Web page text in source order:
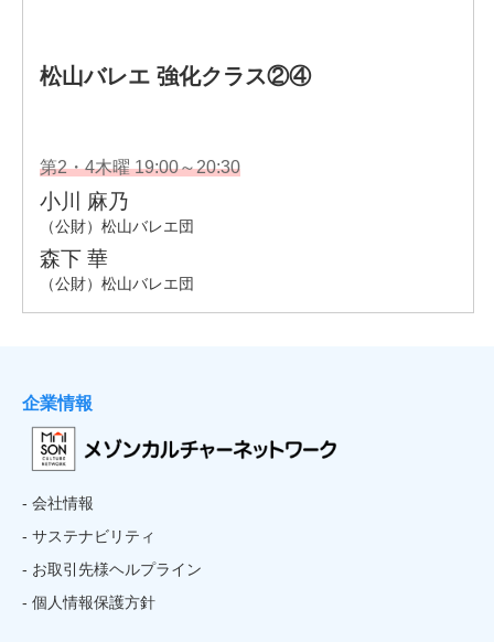
企業情報
- 会社情報
- サステナビリティ
- お取引先様ヘルプライン
- 個人情報保護方針